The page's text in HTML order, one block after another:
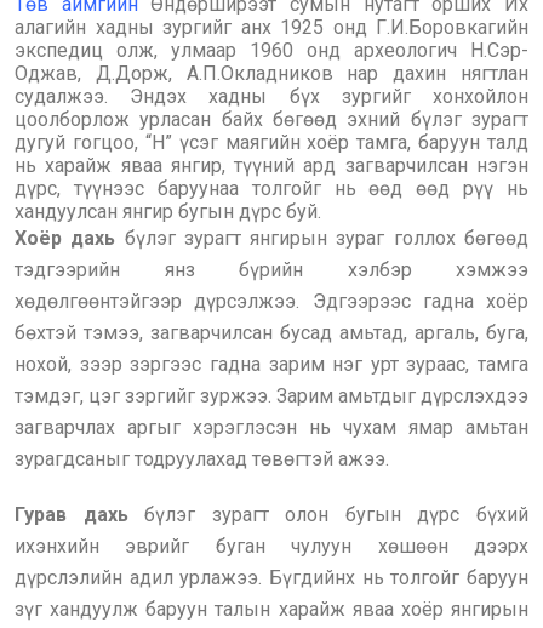
алагийн хадны зургийг анх 1925 онд Г.И.Боровкагийн
экспедиц олж, улмаар 1960 онд археологич Н.Сэр-
Оджав, Д.Дорж, А.П.Окладников нар дахин нягтлан
судалжээ. Эндэх хадны бүх зургийг хонхойлон
цоолборлож урласан байх бөгөөд эхний бүлэг зурагт
дугуй гогцоо, “Н” үсэг маягийн хоёр тамга, баруун талд
нь харайж яваа янгир, түүний ард загварчилсан нэгэн
дүрс, түүнээс баруунаа толгойг нь өөд өөд рүү нь
хандуулсан янгир бугын дүрс буй.
Хоёр дахь бүлэг зурагт янгирын зураг голлох бөгөөд
тэдгээрийн янз бүрийн хэлбэр хэмжээ
хөдөлгөөнтэйгээр дүрсэлжээ. Эдгээрээс гадна хоёр
бөхтэй тэмээ, загварчилсан бусад амьтад, аргаль, буга,
нохой, зээр зэргээс гадна зарим нэг урт зураас, тамга
тэмдэг, цэг зэргийг зуржээ. Зарим амьтдыг дүрслэхдээ
загварчлах аргыг хэрэглэсэн нь чухам ямар амьтан
зурагдсаныг тодруулахад төвөгтэй ажээ.
Гурав дахьбүлэг зурагт олон бугын дүрс бүхий
ихэнхийн эврийг буган чулуун хөшөөн дээрх
дүрслэлийн адил урлажээ. Бүгдийнх нь толгойг баруун
зүг хандуулж баруун талын харайж яваа хоёр янгирын